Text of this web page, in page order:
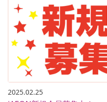
2025.02.25